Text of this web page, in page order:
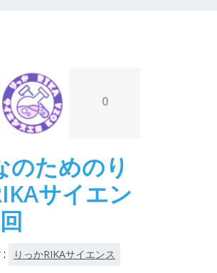
0
のためのり
サイエン
りっかRIKAサイエンス